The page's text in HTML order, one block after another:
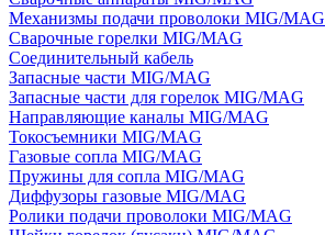
Механизмы подачи проволоки MIG/MAG
Сварочные горелки MIG/MAG
Соединительный кабель
Запасные части MIG/MAG
Запасные части для горелок MIG/MAG
Направляющие каналы MIG/MAG
Токосъемники MIG/MAG
Газовые сопла MIG/MAG
Пружины для сопла MIG/MAG
Диффузоры газовые MIG/MAG
Ролики подачи проволоки MIG/MAG